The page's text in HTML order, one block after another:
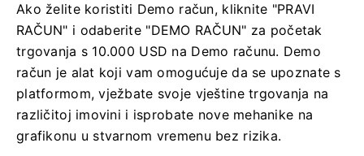
Ako želite koristiti Demo račun, kliknite "PRAVI
RAČUN" i odaberite "DEMO RAČUN" za početak
trgovanja s 10.000 USD na Demo računu. Demo
račun je alat koji vam omogućuje da se upoznate s
platformom, vježbate svoje vještine trgovanja na
različitoj imovini i isprobate nove mehanike na
grafikonu u stvarnom vremenu bez rizika.